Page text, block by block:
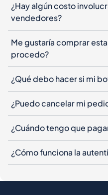
¿Hay algún costo
vendedores?
Me gustaría comprar
procedo?
¿Qué debo hacer si mi
¿Puedo cancelar mi
¿Cuándo tengo que
¿Cómo funciona la